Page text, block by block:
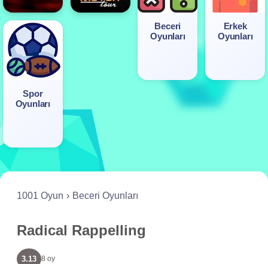
Beceri
Oyunları
Erkek
Oyunları
Spor
Oyunları
1001 Oyun Beceri Oyunları
Radical Rappelling
3.13 8 oy